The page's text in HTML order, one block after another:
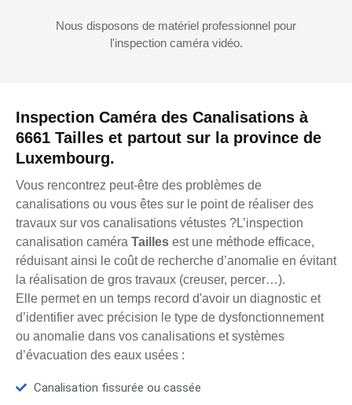
Inspection Caméra des Canalisations à
6661 Tailles et partout sur la province de
Luxembourg.
Vous rencontrez peut-être des problèmes de
canalisations ou vous êtes sur le point de réaliser des
travaux sur vos canalisations vétustes ?L’inspection
canalisation caméra Tailles est une méthode efficace,
réduisant ainsi le coût de recherche d’anomalie en évitant
la réalisation de gros travaux (creuser, percer…).
Elle permet en un temps record d'avoir un diagnostic et
d’identifier avec précision le type de dysfonctionnement
ou anomalie dans vos canalisations et systèmes
d’évacuation des eaux usées :
Canalisation fissurée ou cassée
Nous disposons de matériel professionnel pour
l'inspection caméra vidéo.